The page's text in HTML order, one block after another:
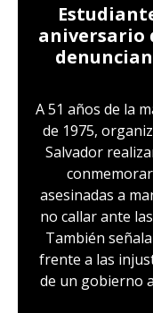
aniversario
A 51 años de la
de 1975,
Salvador
asesinadas a
no callar ante
También
frente a las
de un gobierno